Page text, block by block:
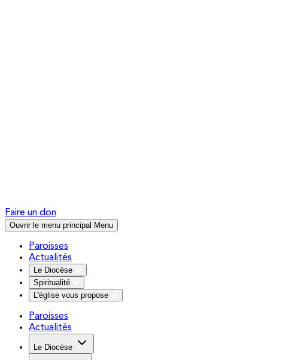
Faire un don
Ouvrir le menu principal Menu
Paroisses
Actualités
Le Diocèse
Spiritualité
L'église vous propose
Paroisses
Actualités
Le Diocèse